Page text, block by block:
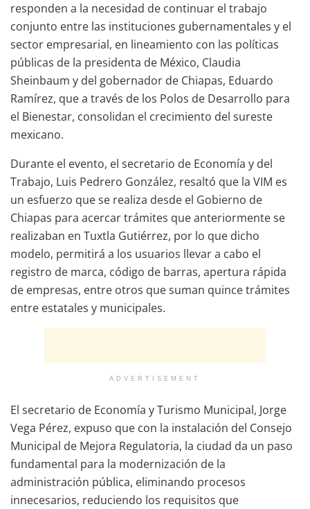
responden a la necesidad de continuar el trabajo
conjunto entre las instituciones gubernamentales y el
sector empresarial, en lineamiento con las políticas
públicas de la presidenta de México, Claudia
Sheinbaum y del gobernador de Chiapas, Eduardo
Ramírez, que a través de los Polos de Desarrollo para
el Bienestar, consolidan el crecimiento del sureste
mexicano.
Durante el evento, el secretario de Economía y del
Trabajo, Luis Pedrero González, resaltó que la VIM es
un esfuerzo que se realiza desde el Gobierno de
Chiapas para acercar trámites que anteriormente se
realizaban en Tuxtla Gutiérrez, por lo que dicho
modelo, permitirá a los usuarios llevar a cabo el
registro de marca, código de barras, apertura rápida
de empresas, entre otros que suman quince trámites
entre estatales y municipales.
ADVERTISEMENT
El secretario de Economía y Turismo Municipal, Jorge
Vega Pérez, expuso que con la instalación del Consejo
Municipal de Mejora Regulatoria, la ciudad da un paso
fundamental para la modernización de la
administración pública, eliminando procesos
innecesarios, reduciendo los requisitos que